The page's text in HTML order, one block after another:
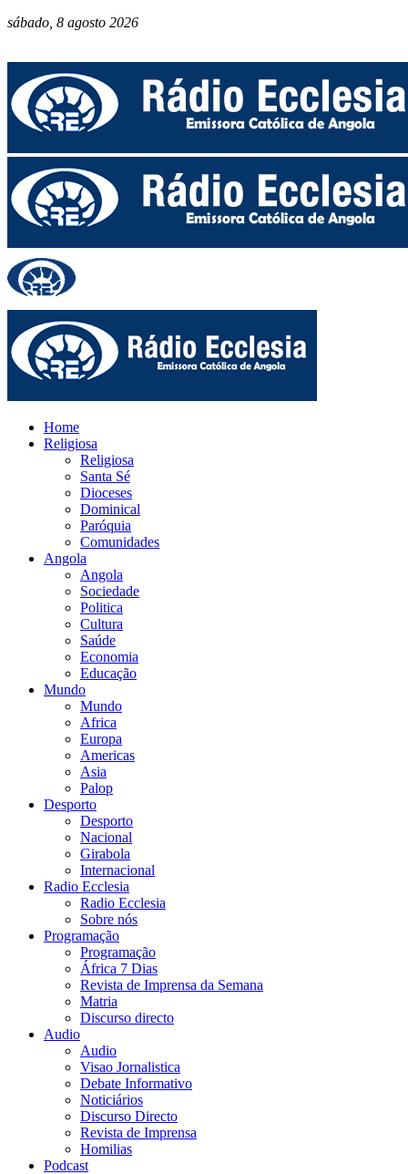
sábado, 8 agosto 2026
Home
Religiosa
Religiosa
Santa Sé
Dioceses
Dominical
Paróquia
Comunidades
Angola
Angola
Sociedade
Politica
Cultura
Saúde
Economia
Educação
Mundo
Mundo
Africa
Europa
Americas
Asia
Palop
Desporto
Desporto
Nacional
Girabola
Internacional
Radio Ecclesia
Radio Ecclesia
Sobre nós
Programação
Programação
África 7 Dias
Revista de Imprensa da Semana
Matria
Discurso directo
Audio
Audio
Visao Jornalistica
Debate Informativo
Noticiários
Discurso Directo
Revista de Imprensa
Homilias
Podcast